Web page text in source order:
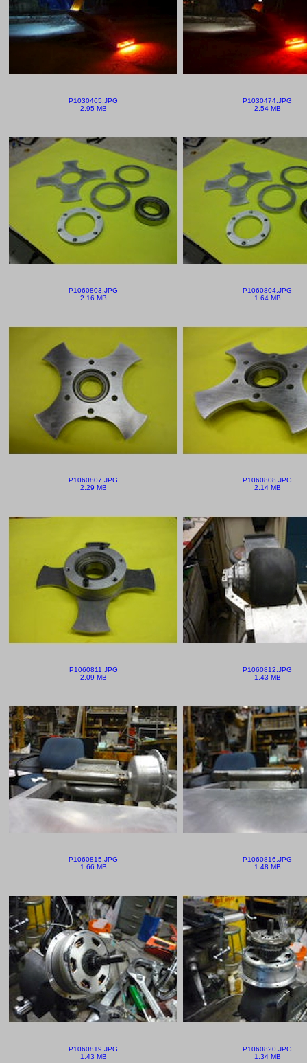
P1030465.JPG
2.95 MB
P1030474.JPG
2.54 MB
P1060803.JPG
2.16 MB
P1060804.JPG
1.64 MB
P1060807.JPG
2.29 MB
P1060808.JPG
2.14 MB
P1060811.JPG
2.09 MB
P1060812.JPG
1.43 MB
P1060815.JPG
1.66 MB
P1060816.JPG
1.48 MB
P1060819.JPG
1.43 MB
P1060820.JPG
1.34 MB